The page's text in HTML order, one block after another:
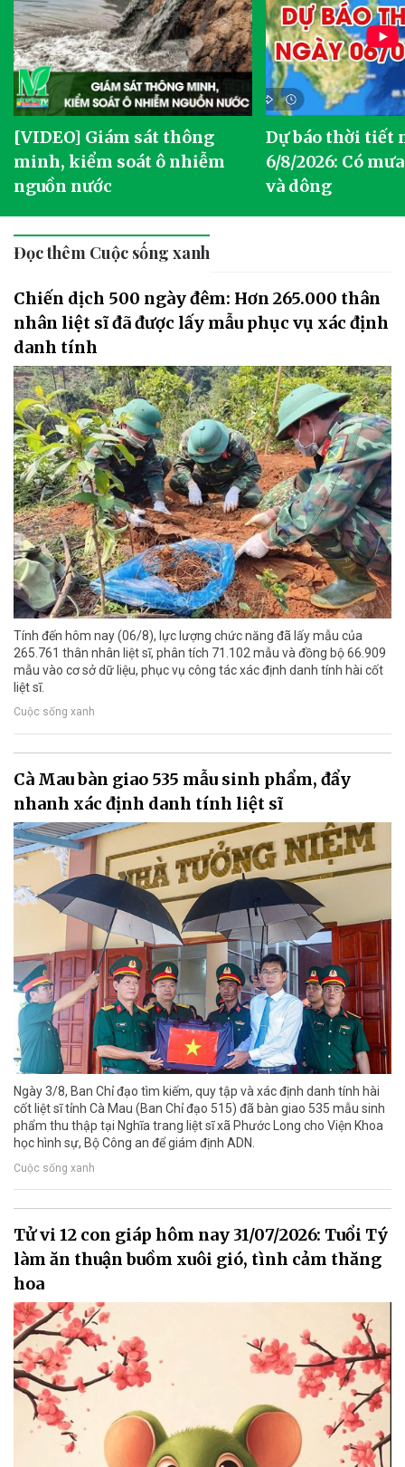
[VIDEO] Giám sát thông
minh, kiểm soát ô nhiễm
nguồn nước
Dự báo thời tiết
6/8/2026: Có
và dông
Đọc thêm Cuộc sống xanh
Chiến dịch 500 ngày đêm: Hơn 265.000 thân
nhân liệt sĩ đã được lấy mẫu phục vụ xác định
danh tính
Tính đến hôm nay (06/8), lực lượng chức năng đã lấy mẫu của
265.761 thân nhân liệt sĩ, phân tích 71.102 mẫu và đồng bộ 66.909
mẫu vào cơ sở dữ liệu, phục vụ công tác xác định danh tính hài cốt
liệt sĩ.
Cuộc sống xanh
Cà Mau bàn giao 535 mẫu sinh phẩm, đẩy
nhanh xác định danh tính liệt sĩ
Ngày 3/8, Ban Chỉ đạo tìm kiếm, quy tập và xác định danh tính hài
cốt liệt sĩ tỉnh Cà Mau (Ban Chỉ đạo 515) đã bàn giao 535 mẫu sinh
phẩm thu thập tại Nghĩa trang liệt sĩ xã Phước Long cho Viện Khoa
học hình sự, Bộ Công an để giám định ADN.
Cuộc sống xanh
Tử vi 12 con giáp hôm nay 31/07/2026: Tuổi Tý
làm ăn thuận buồm xuôi gió, tình cảm thăng
hoa